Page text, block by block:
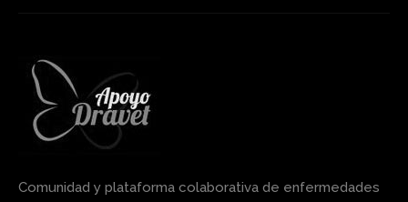
Comunidad y plataforma colaborativa de enfermedades